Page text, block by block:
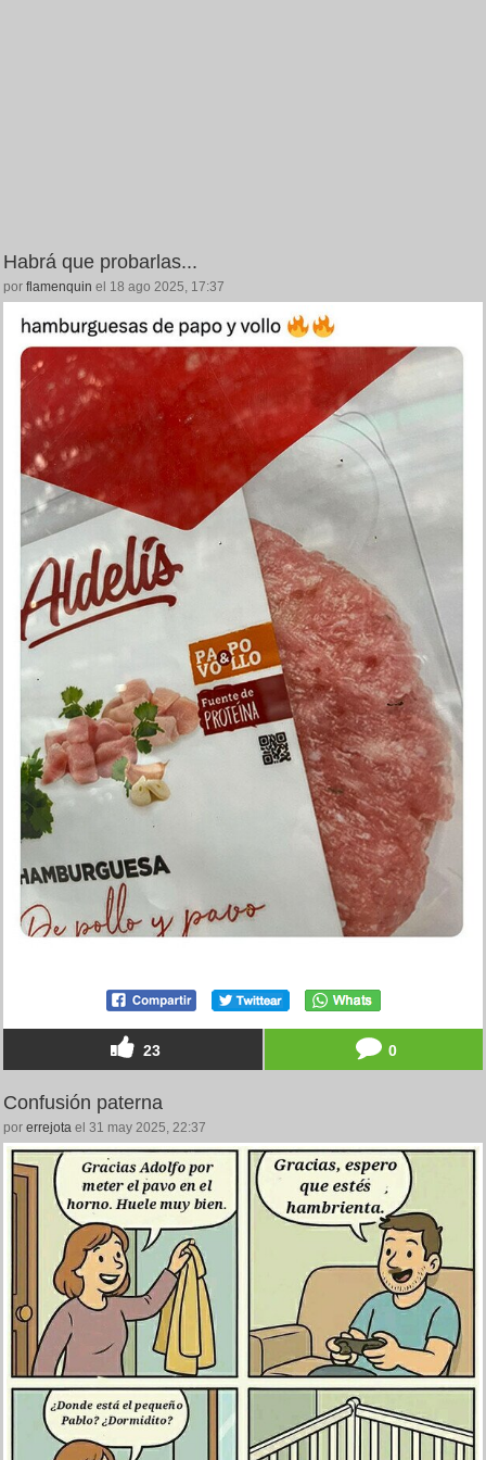
Habrá que probarlas...
por flamenquin el 18 ago 2025, 17:37
23 0
Confusión paterna
por errejota el 31 may 2025, 22:37